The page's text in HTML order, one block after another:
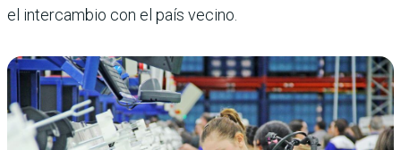
el intercambio con el país vecino.